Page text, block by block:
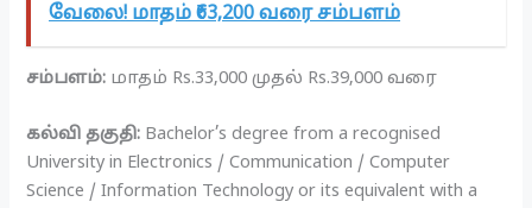
வேலை! மாதம் ₹63,200 வரை சம்பளம்
சம்பளம்: மாதம் Rs.33,000 முதல் Rs.39,000 வரை
கல்வி தகுதி: Bachelor’s degree from a recognised
University in Electronics / Communication / Computer
Science / Information Technology or its equivalent with a